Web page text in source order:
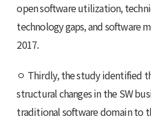
open software utilization,
technology gaps, and software
2017.
ㅇ Thirdly, the study identified
structural changes in the SW
traditional software domain to